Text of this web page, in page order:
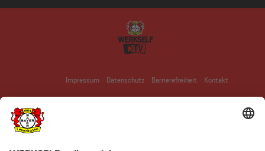
Impressum Datenschutz Barrierefreiheit Kontakt